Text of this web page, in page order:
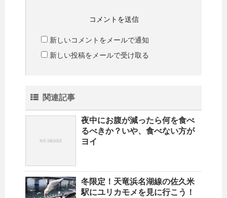
新しいコメントをメールで通知
新しい投稿をメールで受け取る
関連記事
夜中にお腹が減ったら何を食べ
るべきか？いや、食べない方が
ヨイ
冬限定！天竜浜名湖線の佐久米
駅にユリカモメを見に行こう！